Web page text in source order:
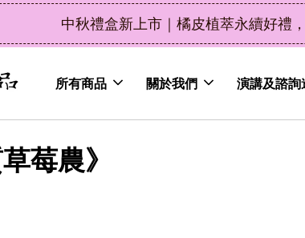
中秋禮盒新上市｜橘皮植萃永續好禮
所有商品 關於我們 演講及諮詢
莓農》